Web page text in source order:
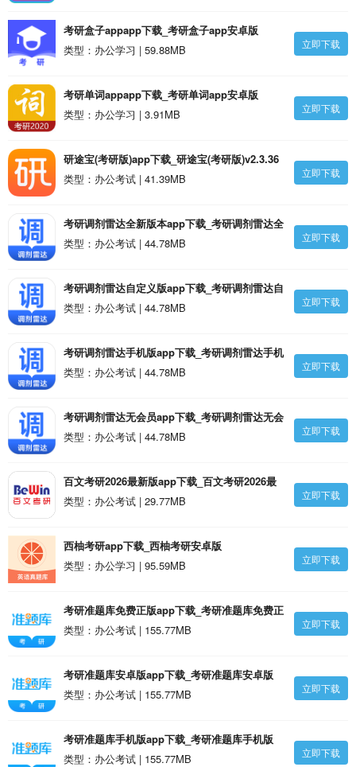
考研盒子appapp下载_考研盒子app安卓版
类型：办公学习 | 59.88MB
立即下载
考研单词appapp下载_考研单词app安卓版
类型：办公学习 | 3.91MB
立即下载
研途宝(考研版)app下载_研途宝(考研版)v2.3.36
安卓版
类型：办公考试 | 41.39MB 立即下载
考研调剂雷达全新版本app下载_考研调剂雷达全
新版本1.3.0安卓版
类型：办公考试 | 44.78MB 立即下载
考研调剂雷达自定义版app下载_考研调剂雷达自
定义版1.3.0安卓版
类型：办公考试 | 44.78MB 立即下载
考研调剂雷达手机版app下载_考研调剂雷达手机
版1.3.0安卓版
类型：办公考试 | 44.78MB 立即下载
考研调剂雷达无会员app下载_考研调剂雷达无会
员1.3.0安卓版
类型：办公考试 | 44.78MB 立即下载
百文考研2026最新版app下载_百文考研2026最
新版v2.0.5.8安卓版
类型：办公考试 | 29.77MB 立即下载
西柚考研app下载_西柚考研安卓版
类型：办公学习 | 95.59MB
立即下载
考研准题库免费正版app下载_考研准题库免费正
版v5.50安卓版
类型：办公考试 | 155.77MB 立即下载
考研准题库安卓版app下载_考研准题库安卓版
v5.50安卓版
类型：办公考试 | 155.77MB 立即下载
考研准题库手机版app下载_考研准题库手机版
v5.50安卓版
类型：办公考试 | 155.77MB 立即下载